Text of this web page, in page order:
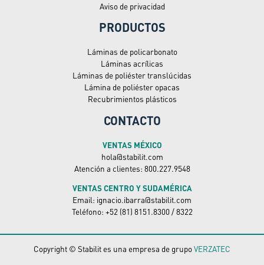
Aviso de privacidad
PRODUCTOS
Láminas de policarbonato
Láminas acrílicas
Láminas de poliéster translúcidas
Lámina de poliéster opacas
Recubrimientos plásticos
CONTACTO
VENTAS MÉXICO
hola@stabilit.com
Atención a clientes: 800.227.9548
VENTAS CENTRO Y SUDAMÉRICA
Email: ignacio.ibarra@stabilit.com
Teléfono: +52 (81) 8151.8300 / 8322
Copyright © Stabilit es una empresa de grupoVERZATEC